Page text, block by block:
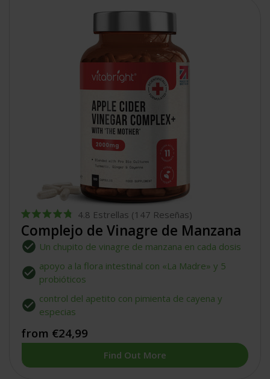
Calificado
4.8
de
5
4.8 Estrellas (147 Reseñas)
Complejo de Vinagre de Manzana
Un chupito de vinagre de manzana en cada dosis
apoyo a la flora intestinal con «La Madre» y 5
probióticos
control del apetito con pimienta de cayena y
especias
from €24,99
Find Out More